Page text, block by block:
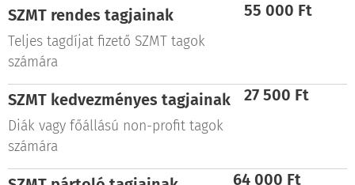
SZMT rendes tagjainak
Teljes tagdíjat fizető SZMT tagok
számára
55 000 Ft
SZMT kedvezményes tagjainak
Diák vagy főállású non-profit tagok
számára
27 500 Ft
64 000 Ft